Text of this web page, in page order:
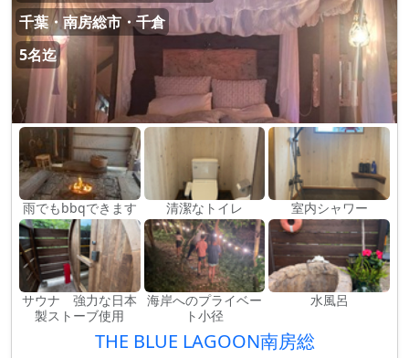
千葉・南房総市・千倉
5名迄
雨でもbbqできます 清潔なトイレ 室内シャワー
サウナ 強力な日本
製ストーブ使用
海岸へのプライベー
ト小径
水風呂
THE BLUE LAGOON南房総